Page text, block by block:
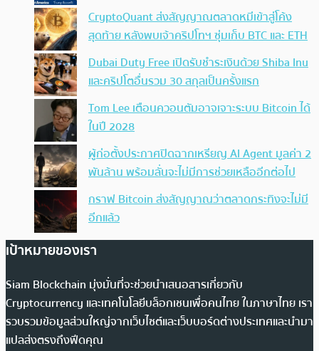
CryptoQuant ส่งสัญญาณตลาดหมีเข้าสู่โค้ง
สุดท้าย หลังพบเจ้าคริปโทฯ ซุ่มเก็บ BTC และ ETH
Dubai Duty Free เปิดรับชำระเงินด้วย Shiba Inu
และคริปโตอื่นรวม 30 สกุลเป็นครั้งแรก
Tom Lee เตือนควอนตัมอาจเจาะระบบ Bitcoin ได้
ในปี 2028
ผู้ก่อตั้งประกาศปิดฉากเหรียญ AI Agent มูลค่า 2
พันล้าน พร้อมลั่นจะไม่มีการช่วยเหลืออีกต่อไป
กราฟ Bitcoin ส่งสัญญาณว่าตลาดกระทิงจะไม่มี
อีกแล้ว
เป้าหมายของเรา
Siam Blockchain มุ่งมั่นที่จะช่วยนำเสนอสารเกี่ยวกับ
Cryptocurrency และเทคโนโลยีบล็อกเชนเพื่อคนไทย ในภาษาไทย เรา
รวบรวมข้อมูลส่วนใหญ่จากเว็บไซต์และเว็บบอร์ดต่างประเทศและนำมา
แปลส่งตรงถึงฟีดคุณ